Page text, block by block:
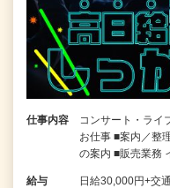
仕事内容
コンサート・ライ
お仕事 ■案内／整
の案内 ■販売業務
給与 日給30,000円+交